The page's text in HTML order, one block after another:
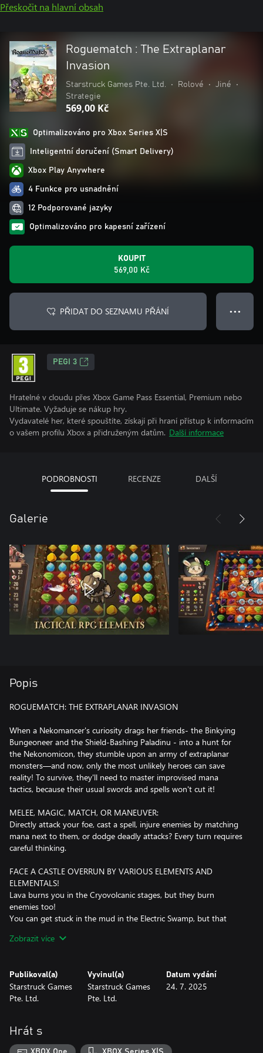
Přeskočit na hlavní obsah
Roguematch : The Extraplanar
Invasion
Starstruck Games Pte. Ltd. • Rolové • Jiné
•
Strategie
569,00 Kč
Optimalizováno pro Xbox Series X|S
Inteligentní doručení (Smart Delivery)
Xbox Play Anywhere
4 Funkce pro usnadnění
12 Podporované jazyky
Optimalizováno pro kapesní zařízení
KOUPIT
569,00 Kč
PŘIDAT DO SEZNAMU PŘÁNÍ ● ● ●
PEGI 3
Hratelné v cloudu přes Xbox Game Pass Essential, Premium nebo
Ultimate. Vyžaduje se nákup hry.
Vydavatelé her, které spouštíte, získají při hraní přístup k informacím
o vašem profilu Xbox a přidruženým datům. Další informace
PODROBNOSTI RECENZE DALŠÍ
Galerie
Popis
ROGUEMATCH: THE EXTRAPLANAR INVASION
When a Nekomancer's curiosity drags her friends- the Binkying
Bungeoneer and the Shield-Bashing Paladinu - into a hunt for
the Nekonomicon, they stumble upon an army of extraplanar
monsters—and now, only the most unlikely heroes can save
reality! To survive, they'll need to master improvised mana
tactics, because their usual swords and spells won't cut it!
MELEE, MAGIC, MATCH, OR MANEUVER:
Directly attack your foe, cast a spell, injure enemies by matching
mana next to them, or dodge deadly attacks? Every turn requires
careful thinking.
FACE A CASTLE OVERRUN BY VARIOUS ELEMENTS AND
ELEMENTALS!
Lava burns you in the Cryovolcanic stages, but they burn
enemies too!
You can get stuck in the mud in the Electric Swamp, but that
Hide in the sandclouds in the Humid Desert to ambush an
If you face Cathulhu, brave her air beams!
DISCOVER DIFFERENT PLAYSTYLES
strategies like:
Boarlock + Time Set = Stop time and take extra turns. Do you
think you can finish a run in one turn?
Zobrazit více
Publikoval(a)
Starstruck Games
Pte. Ltd.
Vyvinul(a)
Starstruck Games
Pte. Ltd.
Datum vydání
24. 7. 2025
Hrát s